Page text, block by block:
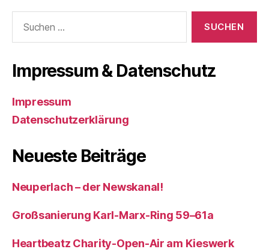
nach:
Impressum & Datenschutz
Impressum
Datenschutzerklärung
Neueste Beiträge
Neuperlach – der Newskanal!
Großsanierung Karl-Marx-Ring 59–61a
Heartbeatz Charity-Open-Air am Kieswerk